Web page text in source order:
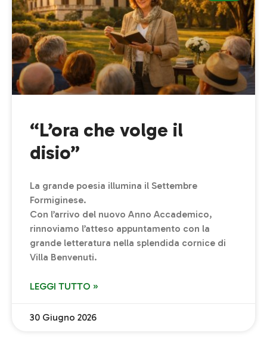
“L’ora che volge il
disio”
La grande poesia illumina il Settembre
Formiginese.
Con l’arrivo del nuovo Anno Accademico,
rinnoviamo l’atteso appuntamento con la
grande letteratura nella splendida cornice di
Villa Benvenuti.
LEGGI TUTTO »
30 Giugno 2026